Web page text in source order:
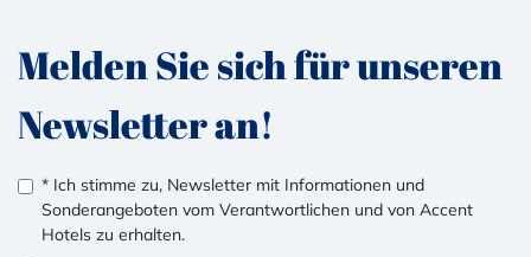
Melden Sie sich für unseren
Newsletter an!
* Ich stimme zu, Newsletter mit Informationen und
Sonderangeboten vom Verantwortlichen und von Accent
Hotels zu erhalten.